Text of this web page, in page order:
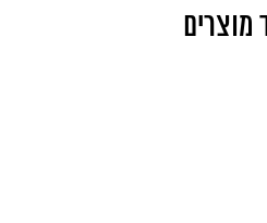
מוצרים